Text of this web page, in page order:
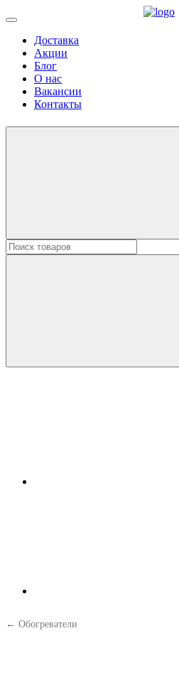
Доставка
Акции
Блог
О нас
Вакансии
Контакты
Искать:
← Обогреватели